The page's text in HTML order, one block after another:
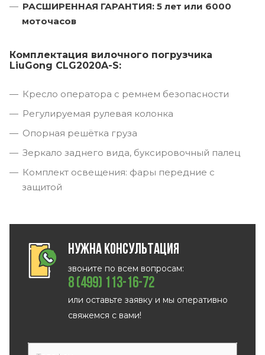
РАСШИРЕННАЯ ГАРАНТИЯ: 5 лет или 6000
моточасов
Комплектация вилочного погрузчика
LiuGong CLG2020A-S:
Кресло оператора с ремнем безопасности
Регулируемая рулевая колонка
Опорная решётка груза
Зеркало заднего вида, буксировочный палец
Комплект освещения: фары передние с
защитой
Нужна консультация
звоните по всем вопросам:
8 (499) 113-16-72
или оставьте заявку и мы оперативно
свяжемся с вами!